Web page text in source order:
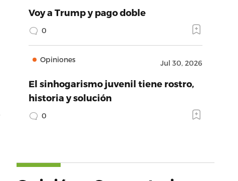
Voy a Trump y pago doble
0
Opiniones Jul 30, 2026
El sinhogarismo juvenil tiene rostro,
historia y solución
0